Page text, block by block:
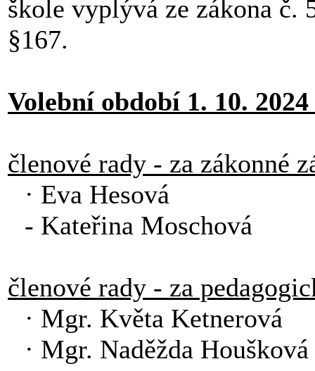
škole vyplývá ze zákona č.
§167.
Volební období 1. 10. 2024
členové rady - za zákonné
· Eva Hesová
- Kateřina Moschová
členové rady - za
· Mgr. Květa Ketnerová
· Mgr. Naděžda Houšková